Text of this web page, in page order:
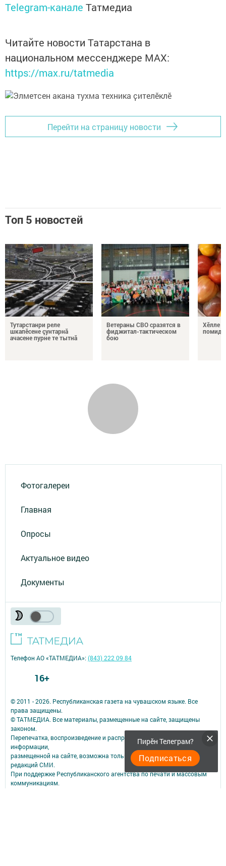
Telegram-канале Татмедиа
Читайте новости Татарстана в
национальном мессенджере MАХ:
https://max.ru/tatmedia
Перейти на страницу новости
Топ 5 новостей
Тутарстанри реле
шкапӗсене çунтарнă
ачасене пурне те тытнă
Ветераны СВО сразятся в
фиджитал-тактическом
бою
Хӗлле
Фотогалереи
Главная
Опросы
Актуальное видео
Документы
Пирӗн Телеграм?
Подписаться
© 2011 - 2026. Республиканская газета на чувашском языке. Все
права защищены.
© ТАТМЕДИА. Все материалы, размещенные на сайте, защищены
законом.
Перепечатка, воспроизведение и распространение в любом объеме
информации,
размещенной на сайте, возможна только с письменного согласия
редакций СМИ.
При поддержке Республиканского агентства по печати и массовым
коммуникациям.
Телефон АО «ТАТМЕДИА»:(843) 222 09 84
16+